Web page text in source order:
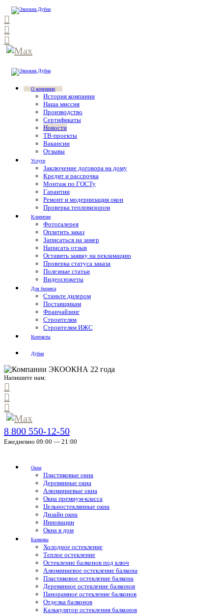
О компании
История компании
Наша миссия
Производство
Сертификаты
Новости
ТВ-проекты
Вакансии
Отзывы
Услуги
Заключение договора на дому
Кредит и рассрочка
Монтаж по ГОСТу
Гарантии
Ремонт и модернизация окон
Проверка тепловизором
Клиентам
Фотогалерея
Оплатить заказ
Записаться на замер
Написать отзыв
Оставить заявку на рекламацию
Проверка статуса заказа
Полезные статьи
Видеосюжеты
Для бизнеса
Станьте дилером
Поставщикам
Франчайзинг
Строителям
Строителям ИЖС
Контакты
Дубна
Напишите нам:
8 800 550-12-50
Ежедневно 09:00 — 21:00
Окна
Пластиковые окна
Деревянные окна
Алюминиевые окна
Окна премиум-класса
Цельностеклянные окна
Дизайн окна
Инновации
Окна в дом
Балконы
Холодное остекление
Теплое остекление
Остекление балконов под ключ
Алюминиевое остекление балкона
Пластиковое остекление балкона
Деревянное остекление балконов
Панорамное остекление балконов
Отделка балконов
Калькулятор остекления балконов